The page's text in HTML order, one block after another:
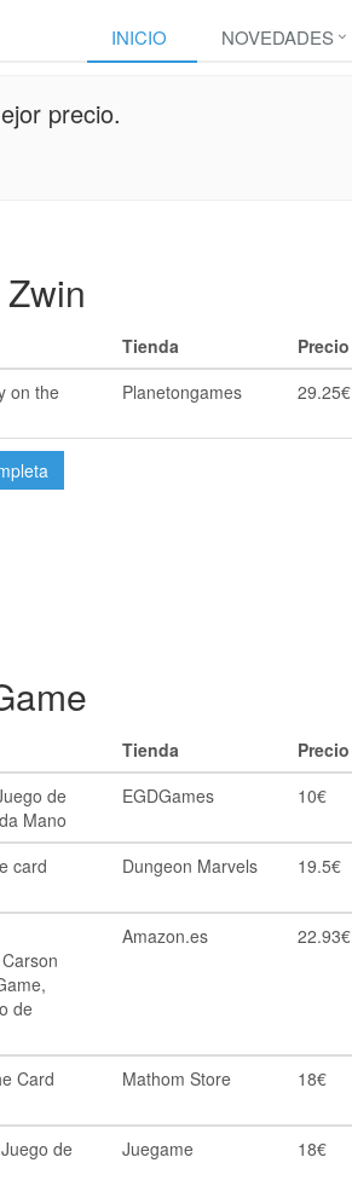
INICIO NOVEDADES
precio.
Tienda Precio
on the
Planetongames 29.25€
Tienda Precio
de
Mano
EGDGames 10€
card
Dungeon Marvels 19.5€
de
Amazon.es 22.93€
Card
Mathom Store 18€
de
Juegame 18€